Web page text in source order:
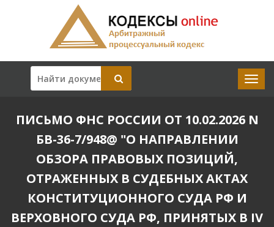
ПИСЬМО ФНС РОССИИ ОТ 10.02.2026 N
БВ-36-7/948@ "О НАПРАВЛЕНИИ
ОБЗОРА ПРАВОВЫХ ПОЗИЦИЙ,
ОТРАЖЕННЫХ В СУДЕБНЫХ АКТАХ
КОНСТИТУЦИОННОГО СУДА РФ И
ВЕРХОВНОГО СУДА РФ, ПРИНЯТЫХ В IV